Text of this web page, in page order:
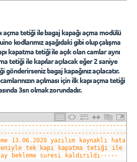
açma tetiği ile bagaj kapağı açma modülü
kodlarımız aşağıdaki gibi olup çalışma
kapatma tetiği ile açık olan camlar aynı
tetiği ile kapılar açılacak eğer 2 saniye
bagaj kapağınız açılacatır.
açılması için ilk kapı açma tetiği
3sn olmak zorundadır.
13.06.2020 yazılım kaynaklı
tek kapı kapatma tetiği ile
bekleme suresi kaldırıldı-----